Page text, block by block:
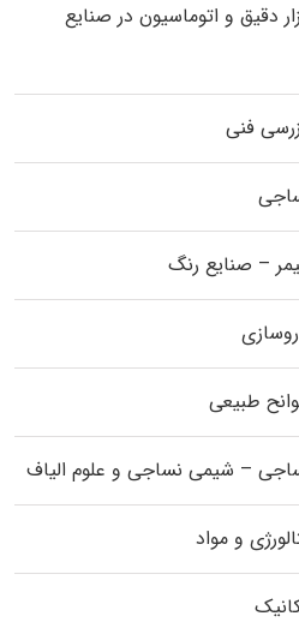
دقیق و اتوماسیون در صنایع
فنی
– صنایع رنگ
طبیعی
– شیمی نساجی و علوم الیاف
و مواد